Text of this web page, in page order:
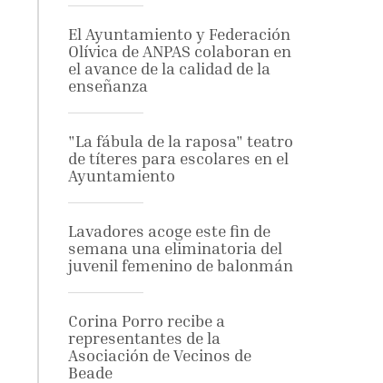
El Ayuntamiento y Federación
Olívica de ANPAS colaboran en
el avance de la calidad de la
enseñanza
"La fábula de la raposa" teatro
de títeres para escolares en el
Ayuntamiento
Lavadores acoge este fin de
semana una eliminatoria del
juvenil femenino de balonmán
Corina Porro recibe a
representantes de la
Asociación de Vecinos de
Beade